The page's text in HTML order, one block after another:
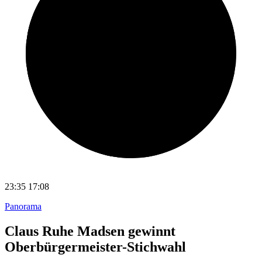
23:35 17:08
Panorama
Claus Ruhe Madsen gewinnt
Oberbürgermeister-Stichwahl